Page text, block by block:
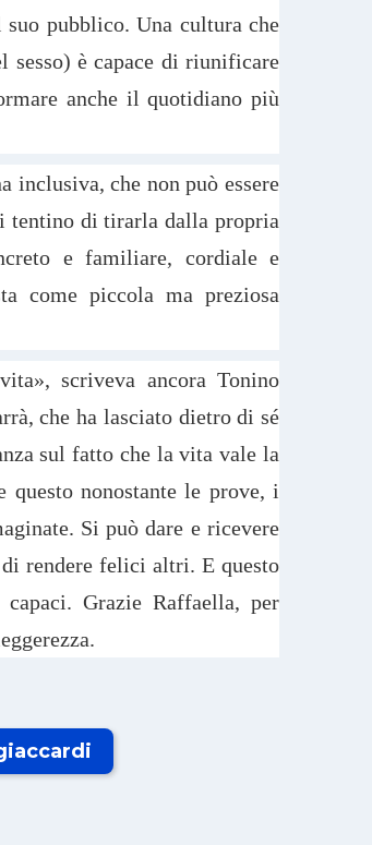
pubblico. Una cultura che
sesso) è capace di riunificare
anche il quotidiano più
inclusiva, che non può essere
tentino di tirarla dalla propria
e familiare, cordiale e
come piccola ma preziosa
scriveva ancora Tonino
che ha lasciato dietro di sé
sul fatto che la vita vale la
questo nonostante le prove, i
Si può dare e ricevere
rendere felici altri. E questo
Grazie Raffaella, per